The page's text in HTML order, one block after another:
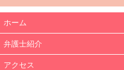
ホーム
弁護士紹介
アクセス